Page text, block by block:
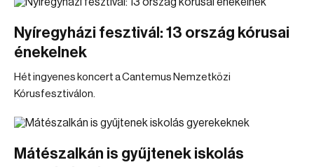
Nyíregyházi fesztivál: 13 ország kórusai
énekelnek
Hét ingyenes koncert a Cantemus Nemzetközi
Kórusfesztiválon.
Mátészalkán is gyűjtenek iskolás